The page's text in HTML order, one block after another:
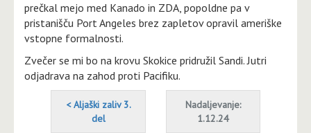
prečkal mejo med Kanado in ZDA, popoldne pa v
pristanišču Port Angeles brez zapletov opravil ameriške
vstopne formalnosti.
Zvečer se mi bo na krovu Skokice pridružil Sandi. Jutri
odjadrava na zahod proti Pacifiku.
< Aljaški zaliv 3.
del
Nadaljevanje:
1.12.24